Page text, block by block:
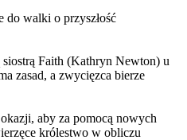
do walki o przyszłość
Faith (Kathryn Newton) u
zasad, a zwycięzca bierze
aby za pomocą nowych
królestwo w obliczu